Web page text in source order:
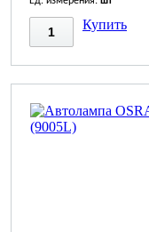
Купить